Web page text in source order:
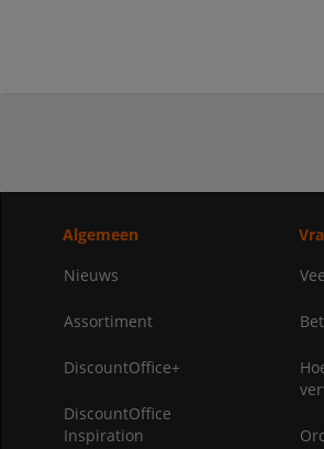
Algemeen
Nieuws
Assortiment
DiscountOffice+
DiscountOffice
Inspiration